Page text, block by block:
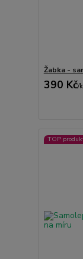
Žabka -
390 Kč/
TOP